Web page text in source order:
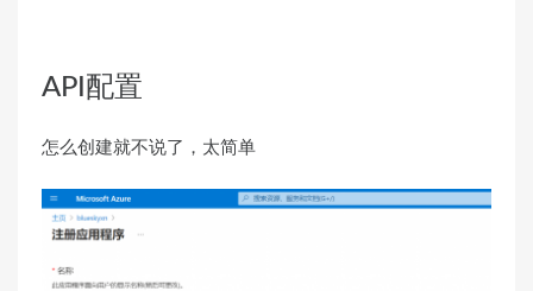
API配置
怎么创建就不说了，太简单